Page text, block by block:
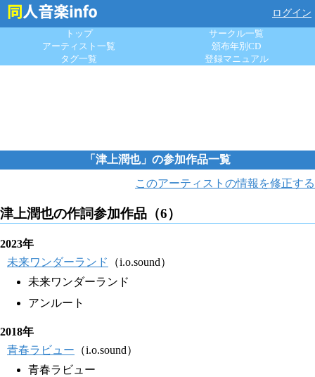
ログイン
トップ
サークル一覧
アーティスト一覧
頒布年別CD
タグ一覧
登録マニュアル
「津上潤也」の参加作品一覧
このアーティストの情報を修正する
津上潤也の作詞参加作品（6）
2023年
未来ワンダーランド
（i.o.sound）
未来ワンダーランド
アンルート
2018年
青春ラビュー （i.o.sound）
青春ラビュー